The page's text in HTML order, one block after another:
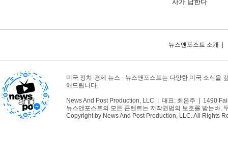
사가 답한다
뉴스앤포스트 소개
미국 정치·경제 뉴스 - 뉴스앤포스트는 다양한 미국 소식을
해드립니다.
News And Post Production, LLC | 대표: 최은주 | 1490
뉴스앤포스트의 모든 콘텐트는 저작권법의 보호를 받는바,
Copyright by News And Post Production, LLC. All Rights